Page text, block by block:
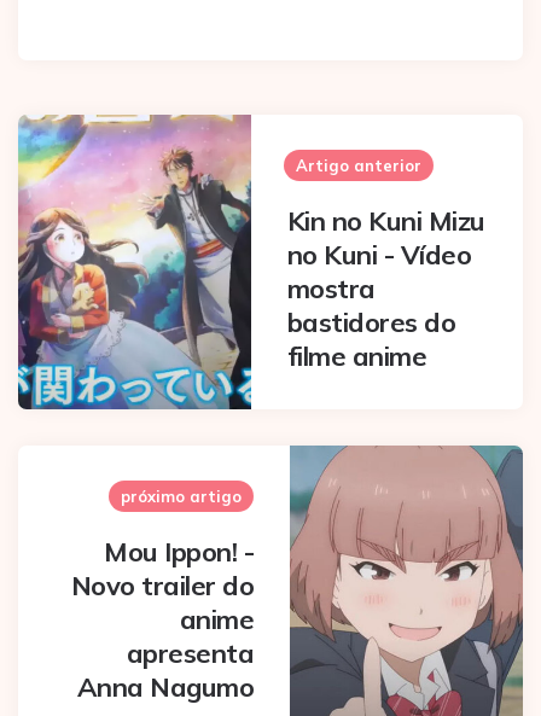
Post
navigation
Artigo anterior
Kin no Kuni Mizu
no Kuni - Vídeo
mostra
bastidores do
filme anime
próximo artigo
Mou Ippon! -
Novo trailer do
anime
apresenta
Anna Nagumo